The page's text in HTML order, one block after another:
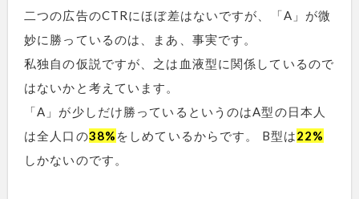
二つの広告のCTRにほぼ差はないですが、「A」が微
妙に勝っているのは、まあ、事実です。
私独自の仮説ですが、之は血液型に関係しているので
はないかと考えています。
「A」が少しだけ勝っているというのはA型の日本人
は全人口の38% をしめているからです。 B型は22%
しかないのです。